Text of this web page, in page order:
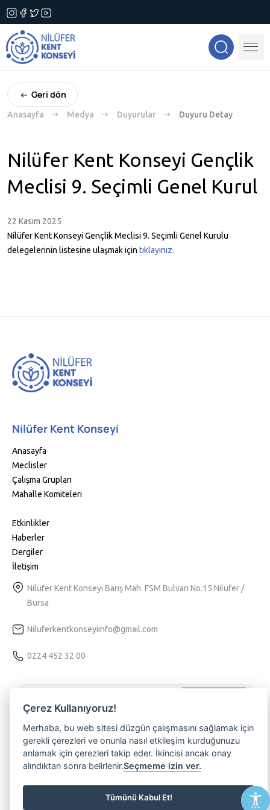
Geri dön
Anasayfa Medya Duyurular Duyuru Detay
Nilüfer Kent Konseyi Gençlik
Meclisi 9. Seçimli Genel Kurul
22 Kasım 2025
Nilüfer Kent Konseyi Gençlik Meclisi 9. Seçimli Genel Kurulu
delegelerinin listesine ulaşmak için tıklayınız.
Nilüfer Kent Konseyi
Anasayfa
Meclisler
Çalışma Grupları
Mahalle Komiteleri
Etkinlikler
Haberler
Dergiler
İletişim
Nilüfer Kent Konseyi Barış Mah. FSM Bulvarı No.15 Nilüfer /
Bursa
Niluferkentkonseyiinfo@gmail.com
0224 452 32 00
Tarafıma kişiselleştirilmiş bir hizmet sunulabilmesi için
Kvkk
aydınlatma
metnini kabul ediyorum.
Nilüferli olmanın ayrıcalığını yaşamak, etkinliklerimizden haberdar
Çerez Kullanıyoruz!
Merhaba, bu web sitesi düzgün çalışmasını sağlamak için
gerekli çerezleri ve onunla nasıl etkileşim kurduğunuzu
anlamak için çerezleri takip eder. İkincisi ancak onay
alındıktan sonra belirlenir.Seçmeme izin ver.
Tümünü Kabul Et!